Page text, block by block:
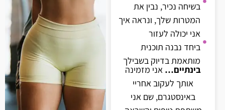
בשיחה נכיר, נבין את
המטרות שלך, ונראה איך
אני יכולה לעזור
ביחד נבנה תוכנית
מותאמת בדיוק בשבילך
בינתיים… אני מזמינה
אותך לעקוב אחריי
באינסטגרם, שם אני